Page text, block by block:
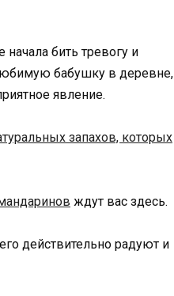
бить тревогу и
бабушку в деревне,
явление.
запахов, которых
ждут вас здесь.
действительно радуют и